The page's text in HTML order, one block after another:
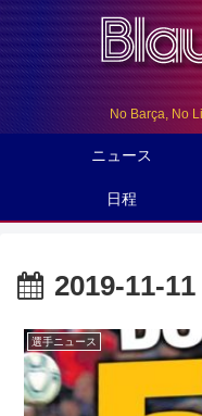
No Barça, No
ニュース
日程
2019-11-11
選手ニュース